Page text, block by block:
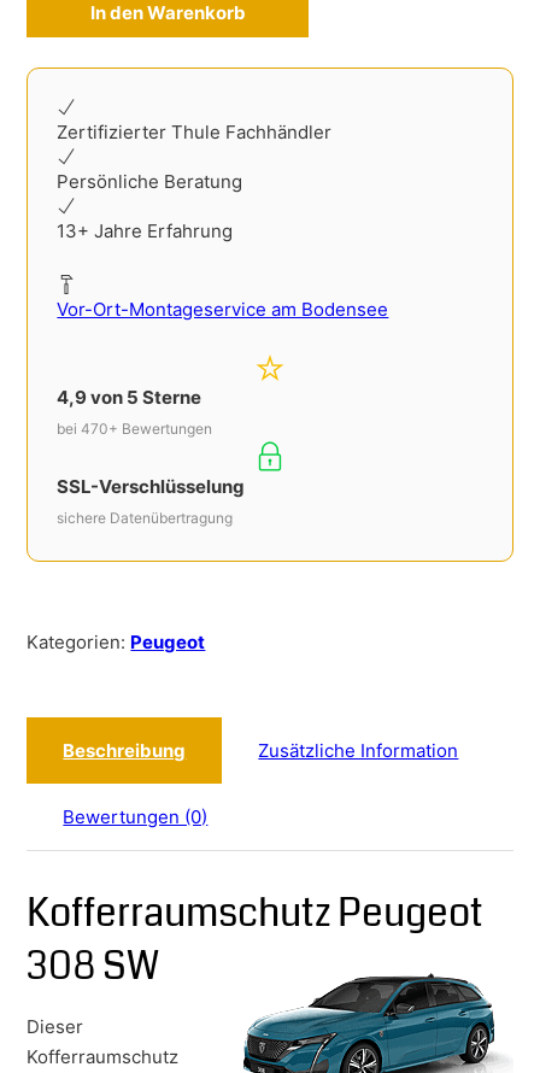
In den Warenkorb
Zertifizierter Thule Fachhändler
Persönliche Beratung
13+ Jahre Erfahrung
Vor-Ort-Montageservice am Bodensee
4,9 von 5 Sterne
bei 470+ Bewertungen
SSL-Verschlüsselung
sichere Datenübertragung
Kategorien: Peugeot
Beschreibung Zusätzliche Information
Bewertungen (0)
Kofferraumschutz Peugeot
308 SW
Dieser
Kofferraumschutz